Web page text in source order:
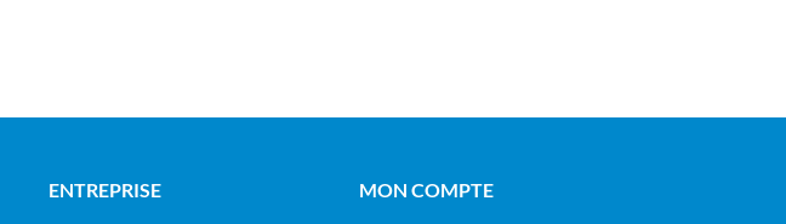
ENTREPRISE MON COMPTE